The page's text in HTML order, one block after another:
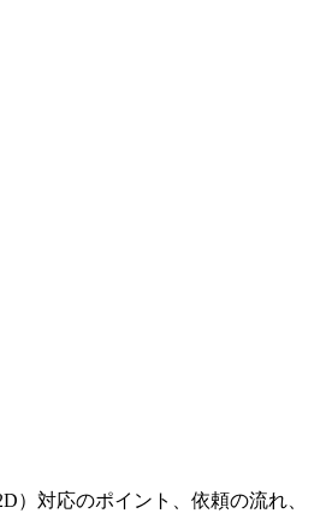
）対応のポイント、依頼の流れ、